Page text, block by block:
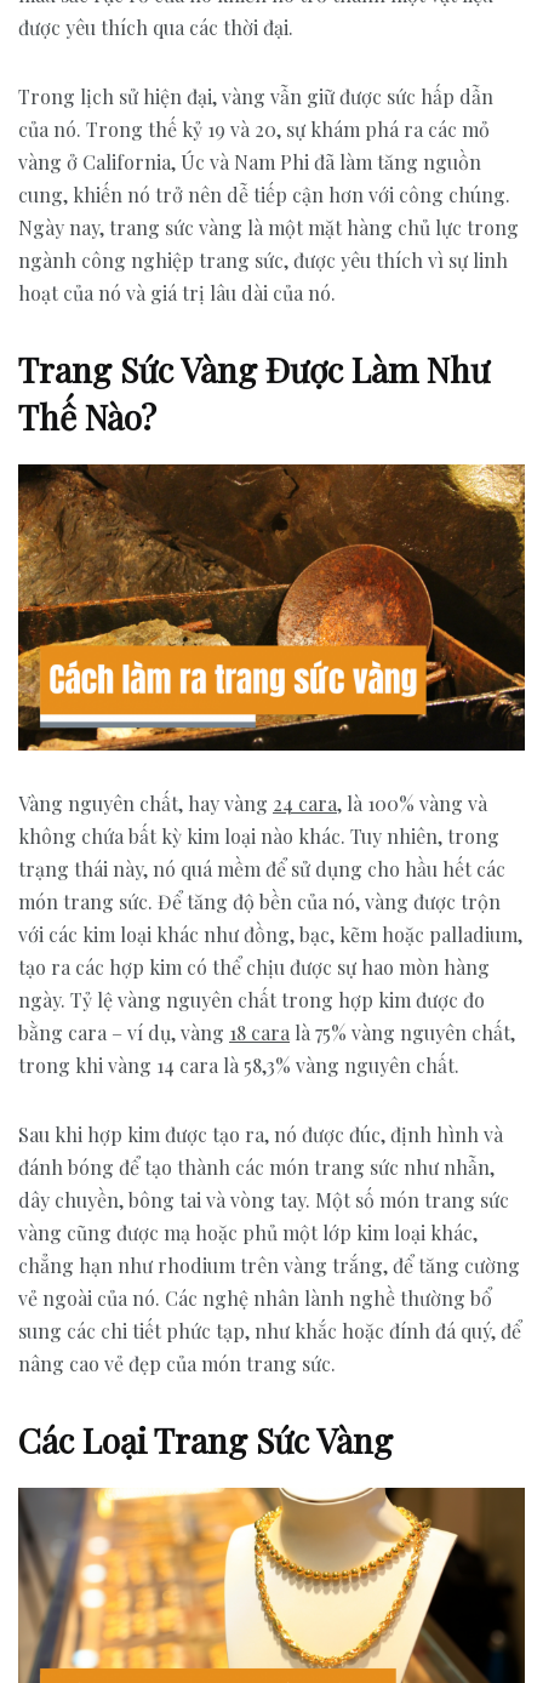
được yêu thích qua các thời đại.
Trong lịch sử hiện đại, vàng vẫn giữ được sức hấp dẫn
của nó. Trong thế kỷ 19 và 20, sự khám phá ra các mỏ
vàng ở California, Úc và Nam Phi đã làm tăng nguồn
cung, khiến nó trở nên dễ tiếp cận hơn với công chúng.
Ngày nay, trang sức vàng là một mặt hàng chủ lực trong
ngành công nghiệp trang sức, được yêu thích vì sự linh
hoạt của nó và giá trị lâu dài của nó.
Trang Sức Vàng Được Làm Như
Thế Nào?
Vàng nguyên chất, hay vàng 24 cara, là 100% vàng và
không chứa bất kỳ kim loại nào khác. Tuy nhiên, trong
trạng thái này, nó quá mềm để sử dụng cho hầu hết các
món trang sức. Để tăng độ bền của nó, vàng được trộn
với các kim loại khác như đồng, bạc, kẽm hoặc palladium,
tạo ra các hợp kim có thể chịu được sự hao mòn hàng
ngày. Tỷ lệ vàng nguyên chất trong hợp kim được đo
bằng cara – ví dụ, vàng 18 cara là 75% vàng nguyên chất,
trong khi vàng 14 cara là 58,3% vàng nguyên chất.
Sau khi hợp kim được tạo ra, nó được đúc, định hình và
đánh bóng để tạo thành các món trang sức như nhẫn,
dây chuyền, bông tai và vòng tay. Một số món trang sức
vàng cũng được mạ hoặc phủ một lớp kim loại khác,
chẳng hạn như rhodium trên vàng trắng, để tăng cường
vẻ ngoài của nó. Các nghệ nhân lành nghề thường bổ
sung các chi tiết phức tạp, như khắc hoặc đính đá quý, để
nâng cao vẻ đẹp của món trang sức.
Các Loại Trang Sức Vàng